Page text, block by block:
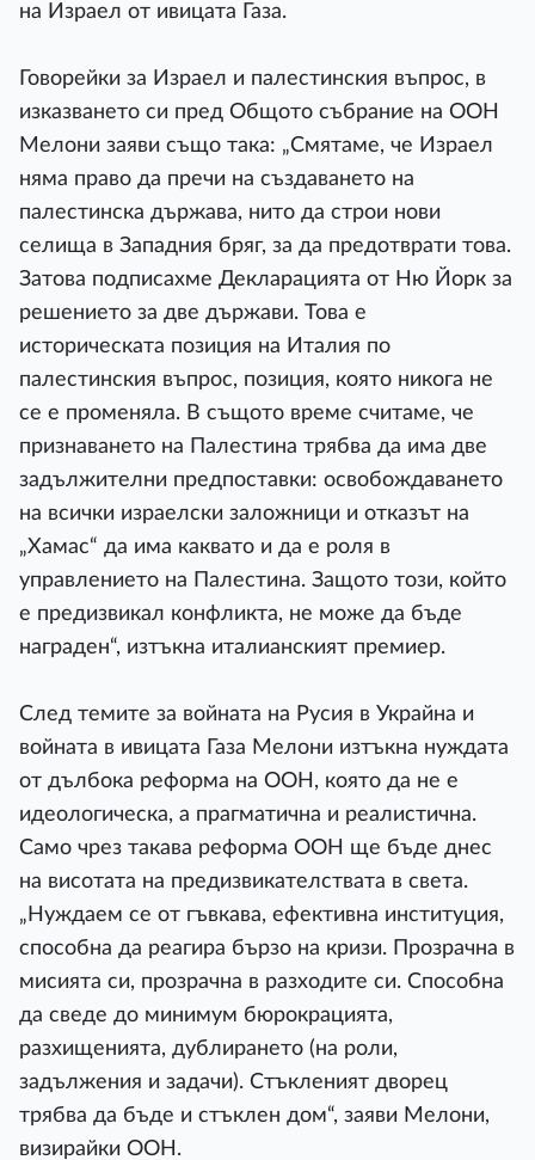
на Израел от ивицата Газа.
Говорейки за Израел и палестинския въпрос, в
изказването си пред Общото събрание на ООН
Мелони заяви също така: „Смятаме, че Израел
няма право да пречи на създаването на
палестинска държава, нито да строи нови
селища в Западния бряг, за да предотврати това.
Затова подписахме Декларацията от Ню Йорк за
решението за две държави. Това е
историческата позиция на Италия по
палестинския въпрос, позиция, която никога не
се е променяла. В същото време считаме, че
признаването на Палестина трябва да има две
задължителни предпоставки: освобождаването
на всички израелски заложници и отказът на
„Хамас“ да има каквато и да е роля в
управлението на Палестина. Защото този, който
е предизвикал конфликта, не може да бъде
награден“, изтъкна италианският премиер.
След темите за войната на Русия в Украйна и
войната в ивицата Газа Мелони изтъкна нуждата
от дълбока реформа на ООН, която да не е
идеологическа, а прагматична и реалистична.
Само чрез такава реформа ООН ще бъде днес
на висотата на предизвикателствата в света.
„Нуждаем се от гъвкава, ефективна институция,
способна да реагира бързо на кризи. Прозрачна в
мисията си, прозрачна в разходите си. Способна
да сведе до минимум бюрокрацията,
разхищенията, дублирането (на роли,
задължения и задачи). Стъкленият дворец
трябва да бъде и стъклен дом“, заяви Мелони,
визирайки ООН.